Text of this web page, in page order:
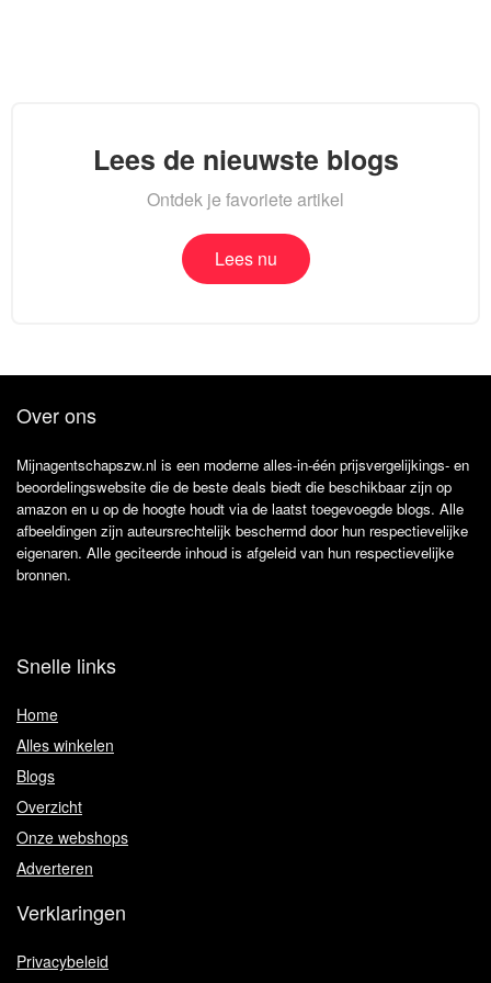
Lees de nieuwste blogs
Ontdek je favoriete artikel
Lees nu
Over ons
Mijnagentschapszw.nl is een moderne alles-in-één prijsvergelijkings- en
beoordelingswebsite die de beste deals biedt die beschikbaar zijn op
amazon en u op de hoogte houdt via de laatst toegevoegde blogs. Alle
afbeeldingen zijn auteursrechtelijk beschermd door hun respectievelijke
eigenaren. Alle geciteerde inhoud is afgeleid van hun respectievelijke
bronnen.
Snelle links
Home
Alles winkelen
Blogs
Overzicht
Onze webshops
Adverteren
Verklaringen
Privacybeleid